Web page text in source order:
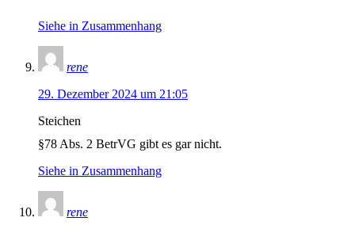
Siehe in Zusammenhang
rene
29. Dezember 2024 um 21:05
Steichen
§78 Abs. 2 BetrVG gibt es gar nicht.
Siehe in Zusammenhang
rene